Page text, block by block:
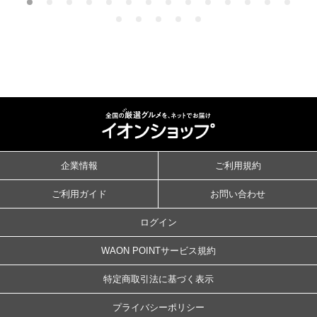
企業情報 ご利用規約
ご利用ガイド お問い合わせ
ログイン
WAON POINTサービス規約
特定商取引法に基づく表示
プライバシーポリシー